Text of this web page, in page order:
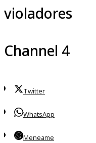
violadores
Channel 4
Twitter
WhatsApp
Meneame